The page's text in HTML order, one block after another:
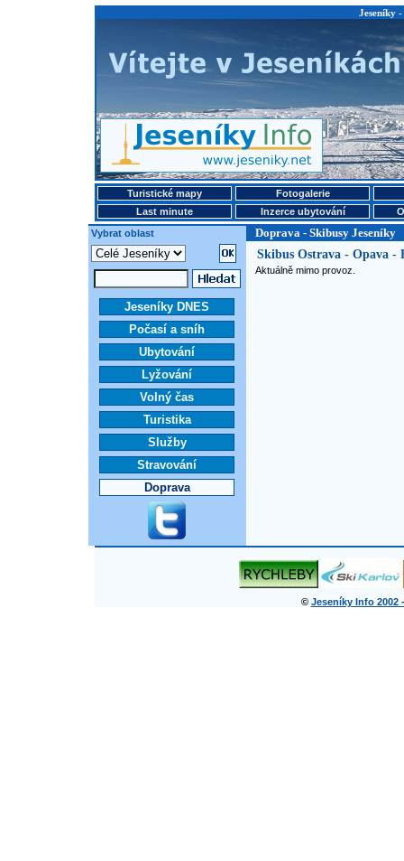
Jeseníky
Turistické mapy
Fotogalerie
Last minute
Inzerce ubytování
Vybrat oblast
Doprava - Skibusy Jeseníky
Jeseníky DNES
Počasí a sníh
Ubytování
Lyžování
Volný čas
Turistika
Služby
Stravování
Doprava
Skibus Ostrava - Opava
Aktuálně mimo provoz.
© Jeseníky Info 2002